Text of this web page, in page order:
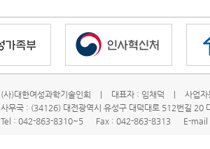
(사)대한여성과학기술인회 | 대표자 : 임채덕 |
사업
사무국 : (34126) 대전광역시 유성구 대덕대로 512번길 20
Tel : 042-863-8310~5
Fax : 042-863-8313 E-mail